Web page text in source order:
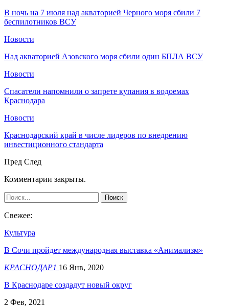
В ночь на 7 июля над акваторией Черного моря сбили 7
беспилотников ВСУ
Новости
Над акваторией Азовского моря сбили один БПЛА ВСУ
Новости
Спасатели напомнили о запрете купания в водоемах
Краснодара
Новости
Краснодарский край в числе лидеров по внедрению
инвестиционного стандарта
Пред След
Комментарии закрыты.
Свежее:
Культура
В Сочи пройдет международная выставка «Анимализм»
КРАСНОДАР1 16 Янв, 2020
В Краснодаре создадут новый округ
2 Фев, 2021